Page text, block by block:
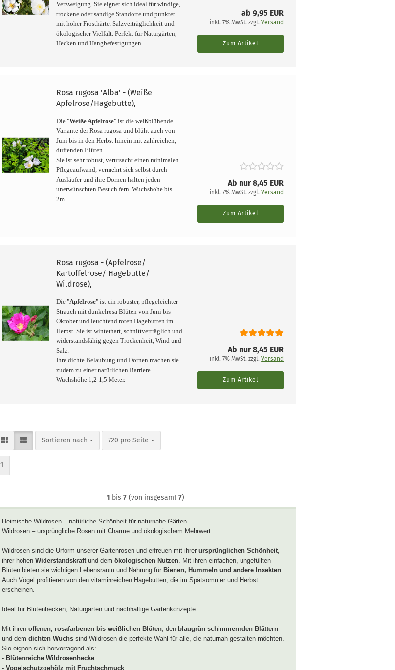
Verzweigung. Sie eignet sich ideal für windige,
trockene oder sandige Standorte und punktet
mit hoher Frosthärte, Salzverträglichkeit und
ökologischer Vielfalt. Perfekt für Naturgärten,
Hecken und Hangbefestigungen.
ab 9,95 EUR
inkl. 7% MwSt. zzgl.Versand
Zum Artikel
Rosa rugosa 'Alba' - (Weiße
Apfelrose/Hagebutte),
Die "Weiße Apfelrose" ist die weißblühende
Variante der Rosa rugosa und blüht auch von
Juni bis in den Herbst hinein mit zahlreichen,
duftenden Blüten.
Sie ist sehr robust, verursacht einen minimalen
Pflegeaufwand, vermehrt sich selbst durch
Ausläufer und ihre Dornen halten jeden
unerwünschten Besuch fern. Wuchshöhe bis
2m.
Ab nur 8,45 EUR
inkl. 7% MwSt. zzgl.Versand
Zum Artikel
Rosa rugosa - (Apfelrose/
Kartoffelrose/ Hagebutte/
Wildrose),
Die "Apfelrose" ist ein robuster, pflegeleichter
Strauch mit dunkelrosa Blüten von Juni bis
Oktober und leuchtend roten Hagebutten im
Herbst. Sie ist winterhart, schnittverträglich und
widerstandsfähig gegen Trockenheit, Wind und
Salz.
Ihre dichte Belaubung und Dornen machen sie
zudem zu einer natürlichen Barriere.
Wuchshöhe 1,2-1,5 Meter.
Ab nur 8,45 EUR
inkl. 7% MwSt. zzgl.Versand
Zum Artikel
Sortieren nach
Sortieren nach 720 pro Seite
pro Seite
1
1 bis7 (von insgesamt7)
Heimische Wildrosen – natürliche Schönheit für naturnahe Gärten
Wildrosen – ursprüngliche Rosen mit Charme und ökologischem Mehrwert
Wildrosen sind die Urform unserer Gartenrosen und erfreuen mit ihrerursprünglichen Schönheit,
ihrer hohenWiderstandskraftund demökologischen Nutzen. Mit ihren einfachen, ungefüllten
Blüten bieten sie wichtigen Lebensraum und Nahrung für Bienen, Hummeln und andere Insekten.
Auch Vögel profitieren von den vitaminreichen Hagebutten, die im Spätsommer und Herbst
erscheinen.
Ideal für Blütenhecken, Naturgärten und nachhaltige Gartenkonzepte
Mit ihrenoffenen, rosafarbenen bis weißlichen Blüten, den blaugrün schimmernden Blättern
und demdichten Wuchs sind Wildrosen die perfekte Wahl für alle, die naturnah gestalten möchten.
Sie eignen sich hervorragend als:
- Blütenreiche Wildrosenhecke
- Vogelschutzgehölz mit Fruchtschmuck